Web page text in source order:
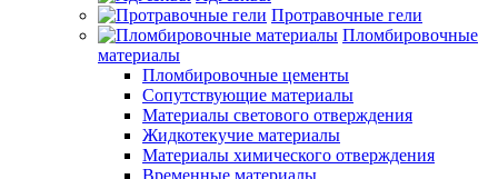
Протравочные гели
Пломбировочные
материалы
Пломбировочные цементы
Сопутствующие материалы
Материалы светового отверждения
Жидкотекучие материалы
Материалы химического отверждения
Временные материалы